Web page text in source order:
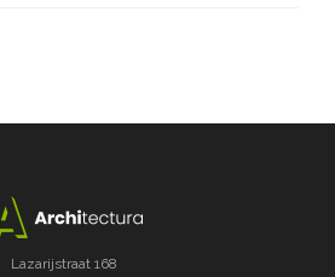
Lazarijstraat 168